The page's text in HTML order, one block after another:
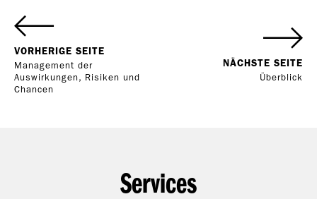
VORHERIGE SEITE
Management der
Auswirkungen, Risiken und
Chancen
NÄCHSTE SEITE
Überblick
Services